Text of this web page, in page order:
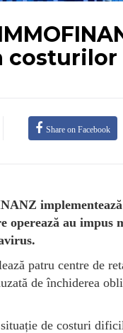
costurilor
Share on Facebook
au impus
patru centre de
de închiderea
de costuri